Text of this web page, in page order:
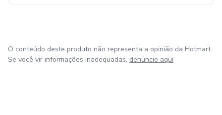
O conteúdo deste produto não representa a opinião da Hotmart.
Se você vir informações inadequadas, denuncie aqui